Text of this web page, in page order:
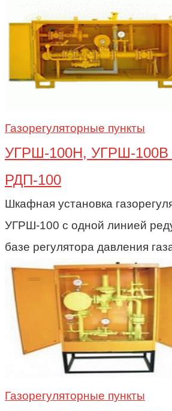
Газорегуляторные пункты
УГРШ-100Н, УГРШ-100В
РДП-100
Шкафная установка
УГРШ-100 с одной линией
базе регулятора давления
Газорегуляторные пункты